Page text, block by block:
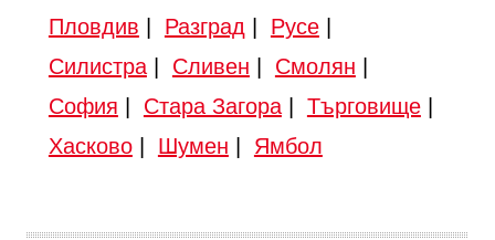
Пловдив
Разград Русе|
Силистра| Сливен Смолян
София
Стара Загора| Търговище|
Хасково| Шумен Ямбол